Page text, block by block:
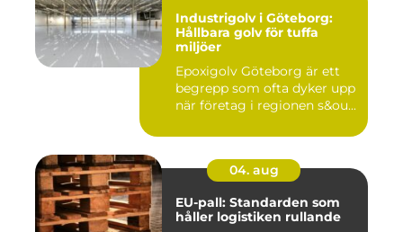
Industrigolv i Göteborg:
Hållbara golv för tuffa
miljöer
Epoxigolv Göteborg är ett
begrepp som ofta dyker upp
när företag i regionen s&ou...
04. aug
EU-pall: Standarden som
håller logistiken rullande